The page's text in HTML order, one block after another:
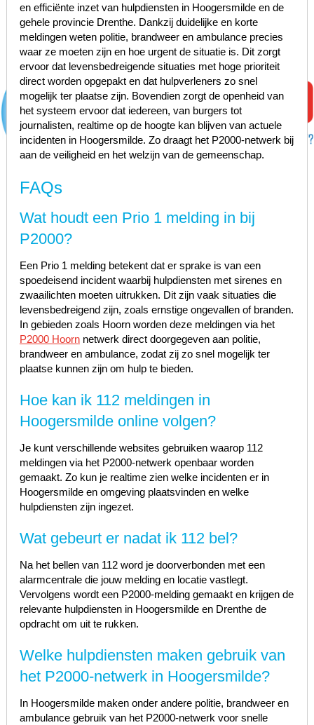
en efficiënte inzet van hulpdiensten in Hoogersmilde en de
gehele provincie Drenthe. Dankzij duidelijke en korte
meldingen weten politie, brandweer en ambulance precies
waar ze moeten zijn en hoe urgent de situatie is. Dit zorgt
ervoor dat levensbedreigende situaties met hoge prioriteit
direct worden opgepakt en dat hulpverleners zo snel
mogelijk ter plaatse zijn. Bovendien zorgt de openheid van
het systeem ervoor dat iedereen, van burgers tot
journalisten, realtime op de hoogte kan blijven van actuele
incidenten in Hoogersmilde. Zo draagt het P2000-netwerk bij
aan de veiligheid en het welzijn van de gemeenschap.
FAQs
Wat houdt een Prio 1 melding in bij
P2000?
Een Prio 1 melding betekent dat er sprake is van een
spoedeisend incident waarbij hulpdiensten met sirenes en
zwaailichten moeten uitrukken. Dit zijn vaak situaties die
levensbedreigend zijn, zoals ernstige ongevallen of branden.
In gebieden zoals Hoorn worden deze meldingen via het
P2000 Hoornnetwerk direct doorgegeven aan politie,
brandweer en ambulance, zodat zij zo snel mogelijk ter
plaatse kunnen zijn om hulp te bieden.
Hoe kan ik 112 meldingen in
Hoogersmilde online volgen?
Je kunt verschillende websites gebruiken waarop 112
meldingen via het P2000-netwerk openbaar worden
gemaakt. Zo kun je realtime zien welke incidenten er in
Hoogersmilde en omgeving plaatsvinden en welke
hulpdiensten zijn ingezet.
Wat gebeurt er nadat ik 112 bel?
Na het bellen van 112 word je doorverbonden met een
alarmcentrale die jouw melding en locatie vastlegt.
Vervolgens wordt een P2000-melding gemaakt en krijgen de
relevante hulpdiensten in Hoogersmilde en Drenthe de
opdracht om uit te rukken.
Welke hulpdiensten maken gebruik van
het P2000-netwerk in Hoogersmilde?
In Hoogersmilde maken onder andere politie, brandweer en
ambulance gebruik van het P2000-netwerk voor snelle